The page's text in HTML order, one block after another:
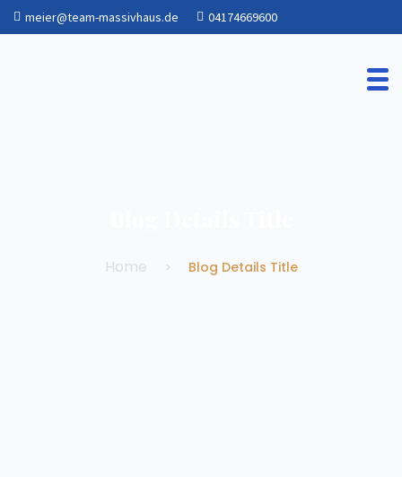
meier@team-massivhaus.de 04174669600
Home Blog Details Title